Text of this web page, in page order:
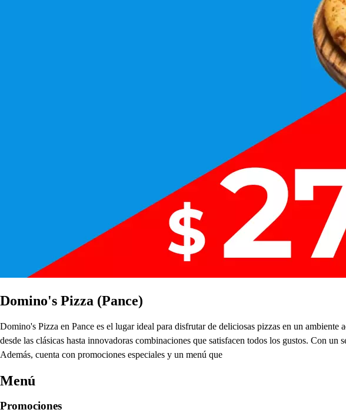
Domino's Pizza (Pance)
Domino's Pizza en Pance es el lugar ideal para disfrutar de deliciosas pizzas en un
desde las clásicas hasta innovadoras combinaciones que satisfacen todos los gustos. Con
Además, cuenta con promociones especiales y un menú que
Menú
Promociones